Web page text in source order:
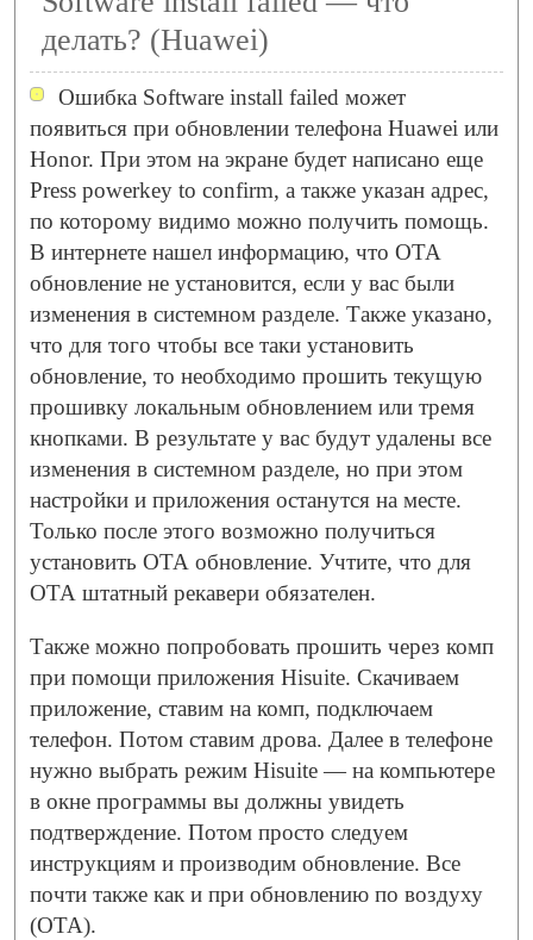
делать? (Huawei)
Ошибка Software install failed может
появиться при обновлении телефона Huawei или
Honor. При этом на экране будет написано еще
Press powerkey to confirm, а также указан адрес,
по которому видимо можно получить помощь.
В интернете нашел информацию, что OTA
обновление не установится, если у вас были
изменения в системном разделе. Также указано,
что для того чтобы все таки установить
обновление, то необходимо прошить текущую
прошивку локальным обновлением или тремя
кнопками. В результате у вас будут удалены все
изменения в системном разделе, но при этом
настройки и приложения останутся на месте.
Только после этого возможно получиться
установить ОТА обновление. Учтите, что для
ОТА штатный рекавери обязателен.
Также можно попробовать прошить через комп
при помощи приложения Hisuite. Скачиваем
приложение, ставим на комп, подключаем
телефон. Потом ставим дрова. Далее в телефоне
нужно выбрать режим Hisuite — на компьютере
в окне программы вы должны увидеть
подтверждение. Потом просто следуем
инструкциям и производим обновление. Все
почти также как и при обновлению по воздуху
(OTA).